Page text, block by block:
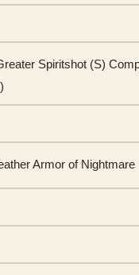
Spiritshot (S)
Armor of Nightmare